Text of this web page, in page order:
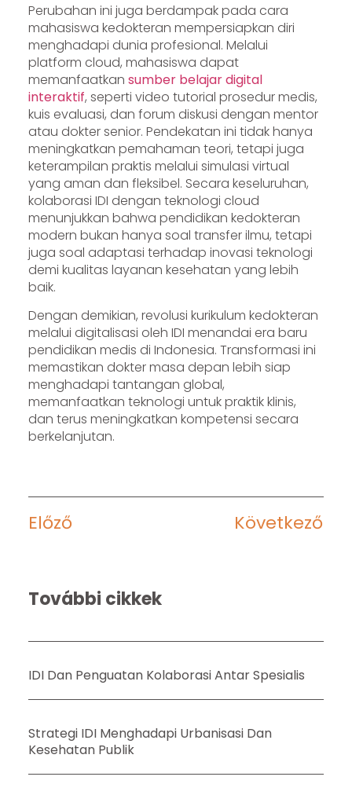
Perubahan ini juga berdampak pada cara
mahasiswa kedokteran mempersiapkan diri
menghadapi dunia profesional. Melalui
platform cloud, mahasiswa dapat
memanfaatkan sumber belajar digital
interaktif, seperti video tutorial prosedur medis,
kuis evaluasi, dan forum diskusi dengan mentor
atau dokter senior. Pendekatan ini tidak hanya
meningkatkan pemahaman teori, tetapi juga
keterampilan praktis melalui simulasi virtual
yang aman dan fleksibel. Secara keseluruhan,
kolaborasi IDI dengan teknologi cloud
menunjukkan bahwa pendidikan kedokteran
modern bukan hanya soal transfer ilmu, tetapi
juga soal adaptasi terhadap inovasi teknologi
demi kualitas layanan kesehatan yang lebih
baik.
Dengan demikian, revolusi kurikulum kedokteran
melalui digitalisasi oleh IDI menandai era baru
pendidikan medis di Indonesia. Transformasi ini
memastikan dokter masa depan lebih siap
menghadapi tantangan global,
memanfaatkan teknologi untuk praktik klinis,
dan terus meningkatkan kompetensi secara
berkelanjutan.
Előző Következő
További cikkek
IDI Dan Penguatan Kolaborasi Antar Spesialis
Strategi IDI Menghadapi Urbanisasi Dan
Kesehatan Publik